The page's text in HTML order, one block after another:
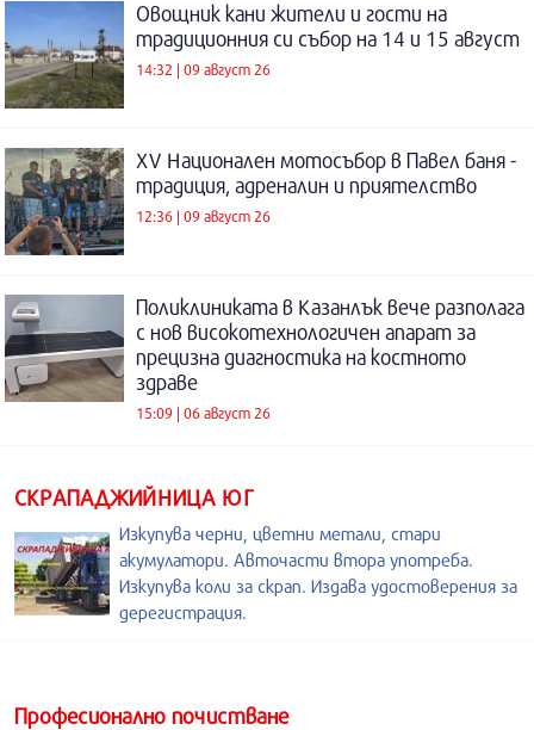
Овощник кани жители и гости на
традиционния си събор на 14 и 15 август
14:32 | 09 август 26
XV Национален мотосъбор в Павел баня -
традиция, адреналин и приятелство
12:36 | 09 август 26
Поликлиниката в Казанлък вече разполага
с нов високотехнологичен апарат за
прецизна диагностика на костното
здраве
15:09 | 06 август 26
СКРАПАДЖИЙНИЦА ЮГ
Изкупува черни, цветни метали, стари
акумулатори. Авточасти втора употреба.
Изкупува коли за скрап. Издава удостоверения за
дерегистрация.
Професионално почистване